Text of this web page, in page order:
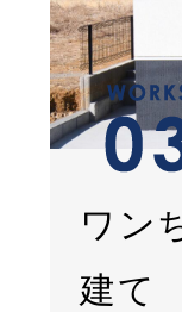
ワン
建て